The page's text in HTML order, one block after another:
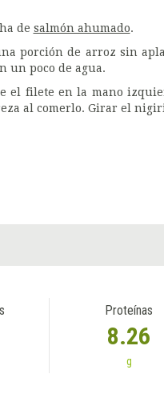
de salmón ahumado.
porción de arroz sin
un poco de agua.
el filete en la mano
al comerlo. Girar el
Proteínas
8.26
g